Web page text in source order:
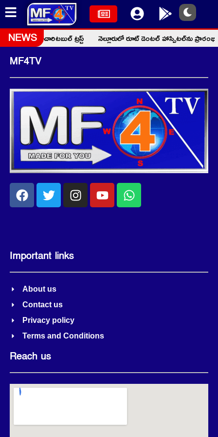
NEWS
ఫక్రుద్దీన్ చారిటబుల్ ట్రస్ట్ నెల్లూరులో రూట్ డెంటల్ హాస్పిటల్‌ను
MF4TV
Important links
About us
Contact us
Privacy policy
Terms and Conditions
Reach us